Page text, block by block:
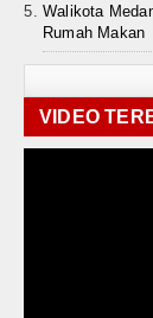
Walikota
Rumah Makan
VIDEO